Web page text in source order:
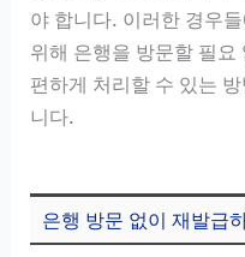
야 합니다. 이러한 경우
위해 은행을 방문할 필
편하게 처리할 수 있는
니다.
은행 방문 없이 재발급